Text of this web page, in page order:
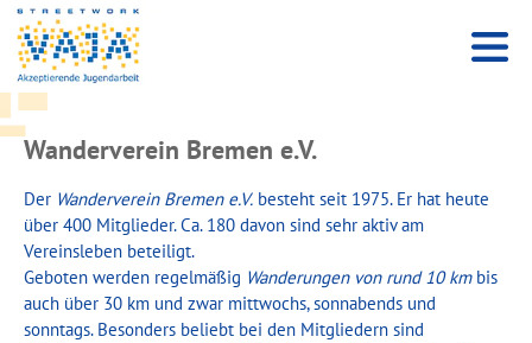
Wanderverein Bremen e.V.
Der Wanderverein Bremen e.V. besteht seit 1975. Er hat heute
über 400 Mitglieder. Ca. 180 davon sind sehr aktiv am
Vereinsleben beteiligt.
Geboten werden regelmäßig Wanderungen von rund 10 kmbis
auch über 30 km und zwar mittwochs, sonnabends und
sonntags. Besonders beliebt bei den Mitgliedern sind